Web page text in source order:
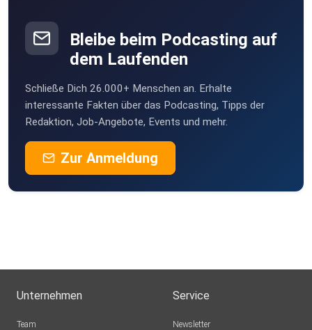
Bleibe beim Podcasting auf
dem Laufenden
Schließe Dich 26.000+ Menschen an. Erhalte
interessante Fakten über das Podcasting, Tipps der
Redaktion, Job-Angebote, Events und mehr.
Zur Anmeldung
Unternehmen
Team
Service
Newsletter